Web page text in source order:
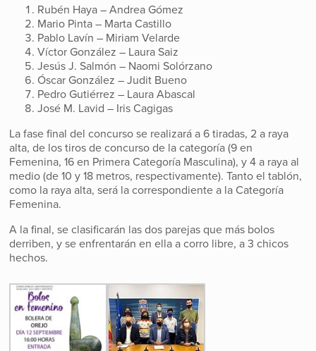
Rubén Haya – Andrea Gómez
Mario Pinta – Marta Castillo
Pablo Lavín – Miriam Velarde
Víctor González – Laura Saiz
Jesús J. Salmón – Naomi Solórzano
Óscar González – Judit Bueno
Pedro Gutiérrez – Laura Abascal
José M. Lavid – Iris Cagigas
La fase final del concurso se realizará a 6 tiradas, 2 a raya
alta, de los tiros de concurso de la categoría (9 en
Femenina, 16 en Primera Categoría Masculina), y 4 a raya al
medio (de 10 y 18 metros, respectivamente). Tanto el tablón,
como la raya alta, será la correspondiente a la Categoría
Femenina.
A la final, se clasificarán las dos parejas que más bolos
derriben, y se enfrentarán en ella a corro libre, a 3 chicos
hechos.